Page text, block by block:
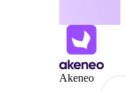
Akeneo